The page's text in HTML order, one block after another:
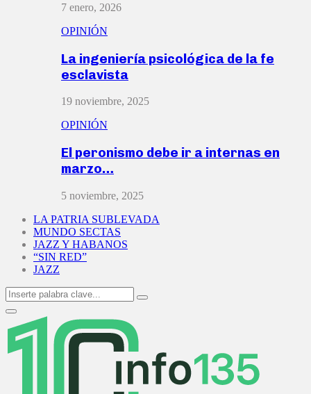
7 enero, 2026
OPINIÓN
La ingeniería psicológica de la fe
esclavista
19 noviembre, 2025
OPINIÓN
El peronismo debe ir a internas en
marzo…
5 noviembre, 2025
LA PATRIA SUBLEVADA
MUNDO SECTAS
JAZZ Y HABANOS
“SIN RED”
JAZZ
Search
for:
Search
Primary
Menu